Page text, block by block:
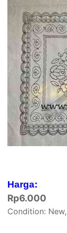
Harga:
Rp6.000
Condition: